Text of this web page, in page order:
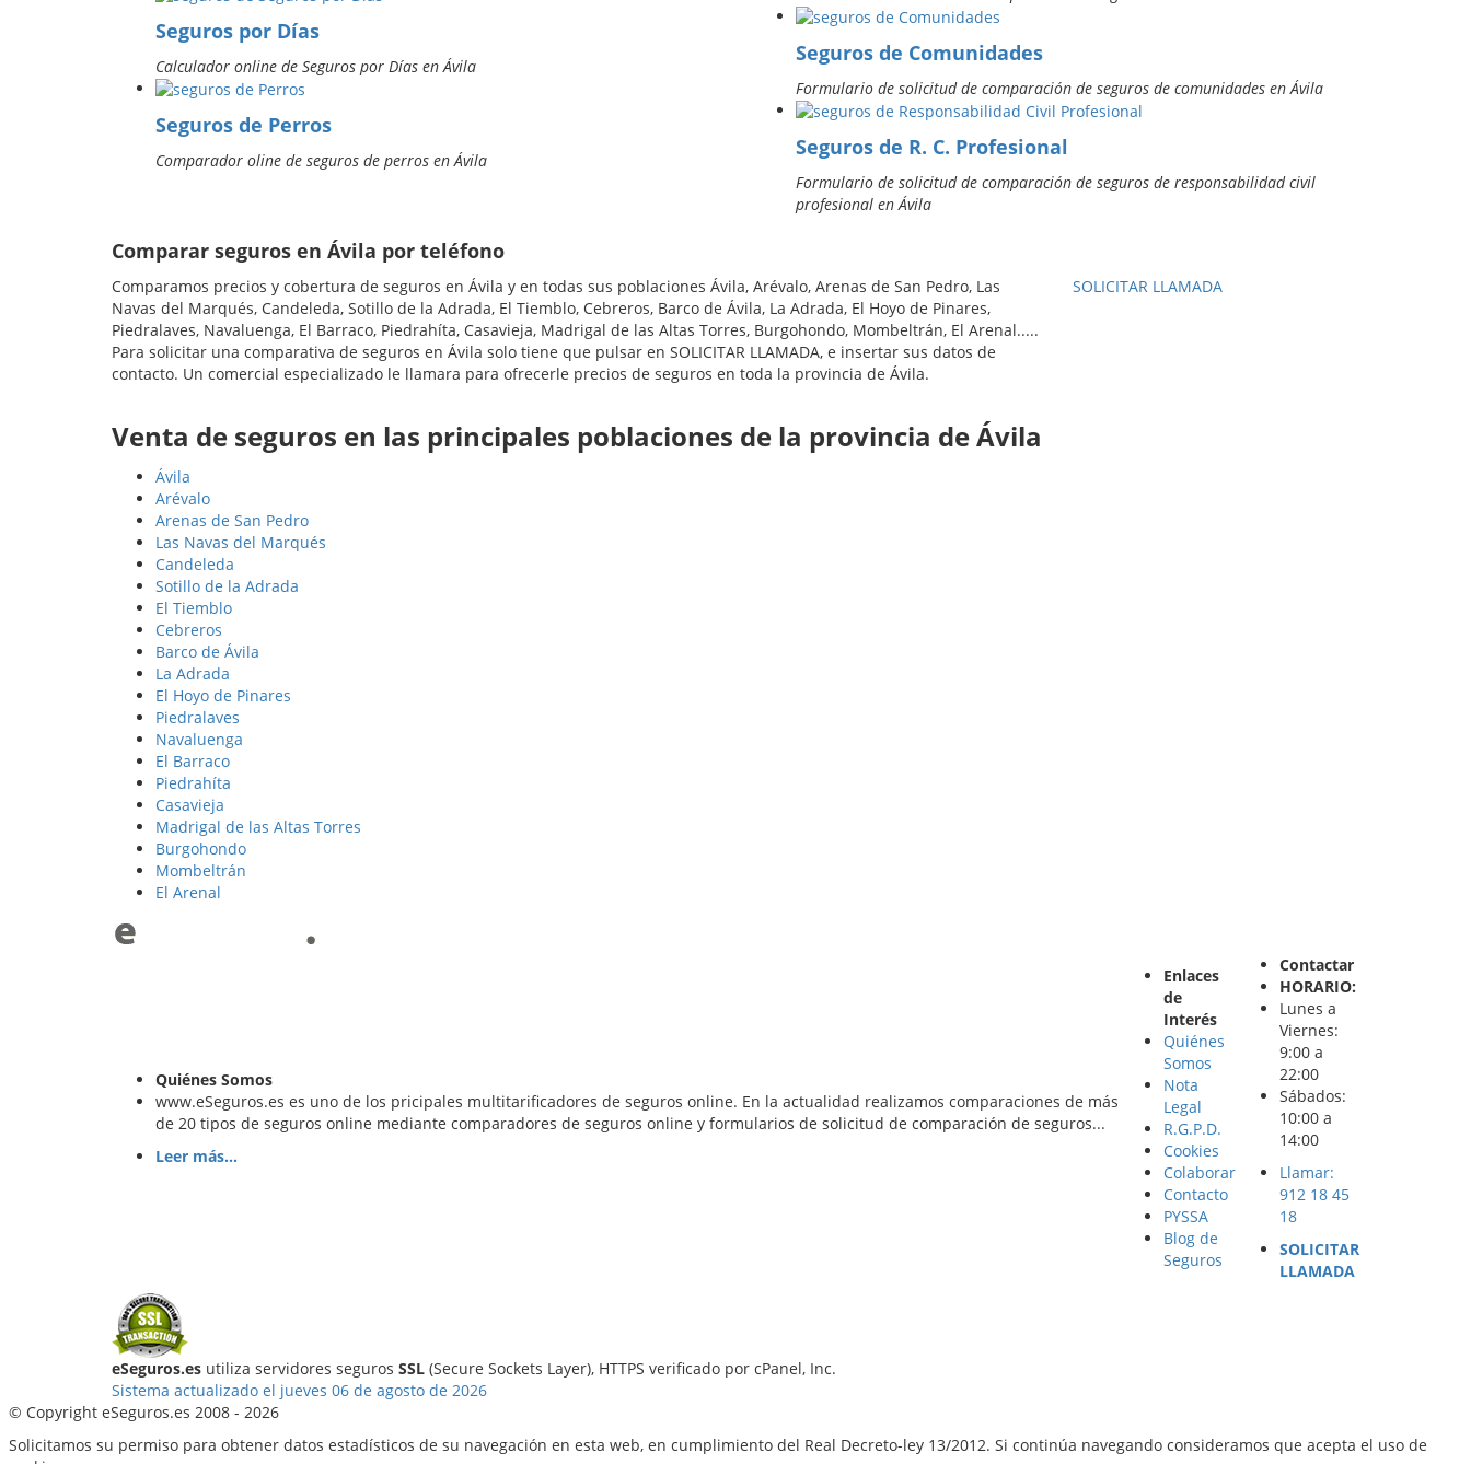
Seguros por Días
Calculador online de Seguros por Días en Ávila
Seguros de Perros
Comparador oline de seguros de perros en Ávila
Seguros de Comunidades
Formulario de solicitud de comparación de seguros de comunidades en Ávila
Seguros de R. C. Profesional
Formulario de solicitud de comparación de seguros de responsabilidad civil
profesional en Ávila
Comparar seguros en Ávila por teléfono
Comparamos precios y cobertura de seguros en Ávila y en todas sus poblaciones Ávila, Arévalo, Arenas de San Pedro, Las
Navas del Marqués, Candeleda, Sotillo de la Adrada, El Tiemblo, Cebreros, Barco de Ávila, La Adrada, El Hoyo de Pinares,
Piedralaves, Navaluenga, El Barraco, Piedrahíta, Casavieja, Madrigal de las Altas Torres, Burgohondo, Mombeltrán, El Arenal.....
Para solicitar una comparativa de seguros en Ávila solo tiene que pulsar en SOLICITAR LLAMADA, e insertar sus datos de
contacto. Un comercial especializado le llamara para ofrecerle precios de seguros en toda la provincia de Ávila.
SOLICITAR LLAMADA
Venta de seguros en las principales poblaciones de la provincia de Ávila
Ávila
Arévalo
Arenas de San Pedro
Las Navas del Marqués
Candeleda
Sotillo de la Adrada
El Tiemblo
Cebreros
Barco de Ávila
La Adrada
El Hoyo de Pinares
Piedralaves
Navaluenga
El Barraco
Piedrahíta
Casavieja
Madrigal de las Altas Torres
Burgohondo
Mombeltrán
El Arenal
Quiénes Somos
www.eSeguros.es es uno de los pricipales multitarificadores de seguros online. En la actualidad realizamos comparaciones de más
de 20 tipos de seguros online mediante comparadores de seguros online y formularios de solicitud de comparación de seguros...
Leer más...
Enlaces
de
Interés
Quiénes
Somos
Nota
Legal
R.G.P.D.
Cookies
Colaborar
Contacto
PYSSA
Blog de
Seguros
Contactar
HORARIO:
Lunes a
Viernes:
9:00 a
22:00
Sábados:
10:00 a
14:00
Llamar:
912 18 45
18
SOLICITAR
LLAMADA
eSeguros.es utiliza servidores seguros SSL (Secure Sockets Layer), HTTPS verificado por cPanel, Inc.
Sistema actualizado el jueves 06 de agosto de 2026
© Copyright eSeguros.es 2008 - 2026
Solicitamos su permiso para obtener datos estadísticos de su navegación en esta web, en cumplimiento del Real Decreto-ley 13/2012. Si continúa navegando consideramos que acepta el uso de